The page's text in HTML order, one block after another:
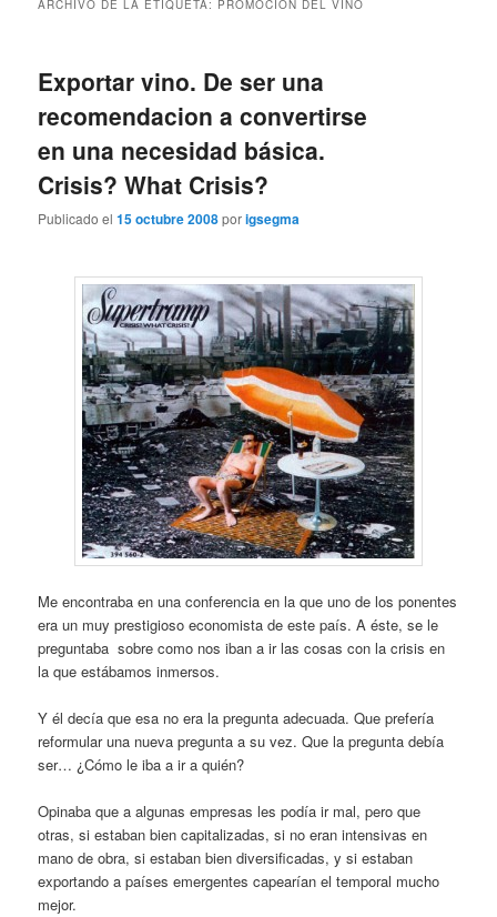
ARCHIVO DE LA ETIQUETA: PROMOCION DEL VINO
Exportar vino. De ser una
recomendacion a convertirse
en una necesidad básica.
Crisis? What Crisis?
Publicado el15 octubre 2008porigsegma
Me encontraba en una conferencia en la que uno de los ponentes
era un muy prestigioso economista de este país. A éste, se le
preguntaba sobre como nos iban a ir las cosas con la crisis en
la que estábamos inmersos.
Y él decía que esa no era la pregunta adecuada. Que prefería
reformular una nueva pregunta a su vez. Que la pregunta debía
ser… ¿Cómo le iba a ir a quién?
Opinaba que a algunas empresas les podía ir mal, pero que
otras, si estaban bien capitalizadas, si no eran intensivas en
mano de obra, si estaban bien diversificadas, y si estaban
exportando a países emergentes capearían el temporal mucho
mejor.